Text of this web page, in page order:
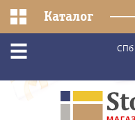
СПб
Каталог